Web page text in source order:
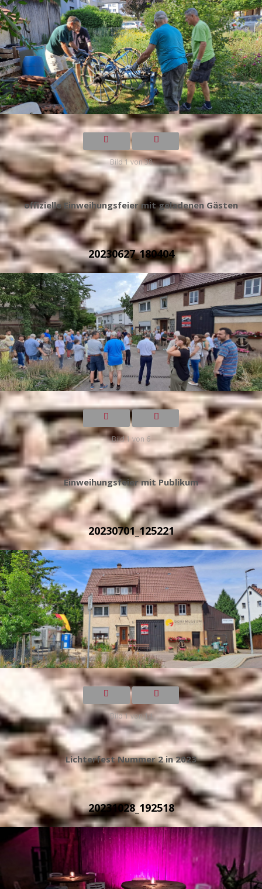
Bild 1 von 38
offizielle Einweihungsfeier mit geladenen Gästen
20230627_180404
Bild 1 von 6
Einweihungsfeier mit Publikum
20230701_125221
Bild 1 von 14
Lichterfest Nummer 2 in 2023
20231028_192518